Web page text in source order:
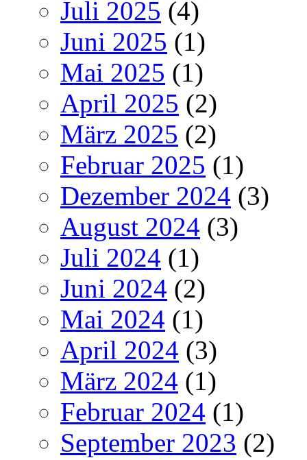
Juli 2025 (4)
Juni 2025 (1)
Mai 2025 (1)
April 2025 (2)
März 2025 (2)
Februar 2025 (1)
Dezember 2024 (3)
August 2024 (3)
Juli 2024 (1)
Juni 2024 (2)
Mai 2024 (1)
April 2024 (3)
März 2024 (1)
Februar 2024 (1)
September 2023 (2)